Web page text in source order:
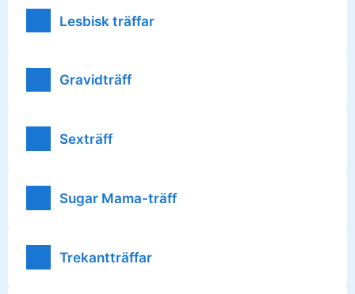
Lesbisk träffar
Gravidträff
Sexträff
Sugar Mama-träff
Trekantträffar